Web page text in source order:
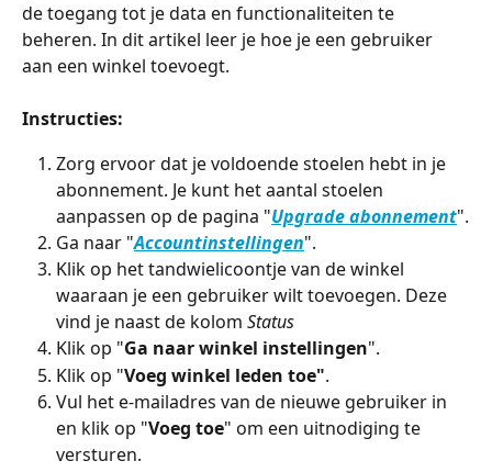
de toegang tot je data en functionaliteiten te
beheren. In dit artikel leer je hoe je een gebruiker
aan een winkel toevoegt.
Instructies:
Zorg ervoor dat je voldoende stoelen hebt in je
abonnement. Je kunt het aantal stoelen
aanpassen op de pagina "Upgrade abonnement".
Ga naar "Accountinstellingen".
Klik op het tandwielicoontje van de winkel
waaraan je een gebruiker wilt toevoegen. Deze
vind je naast de kolom Status
Klik op "Ga naar winkel instellingen".
Klik op "Voeg winkel leden toe".
Vul het e-mailadres van de nieuwe gebruiker in
en klik op "Voeg toe" om een uitnodiging te
versturen.